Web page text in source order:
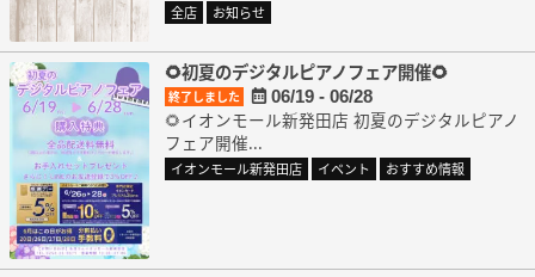
全店 お知らせ
🌻初夏のデジタルピアノフェア開催🌻
終了しました 06/19 - 06/28
🌻イオンモール新発田店 初夏のデジタルピアノ
フェア開催...
イオンモール新発田店 イベント おすすめ情報